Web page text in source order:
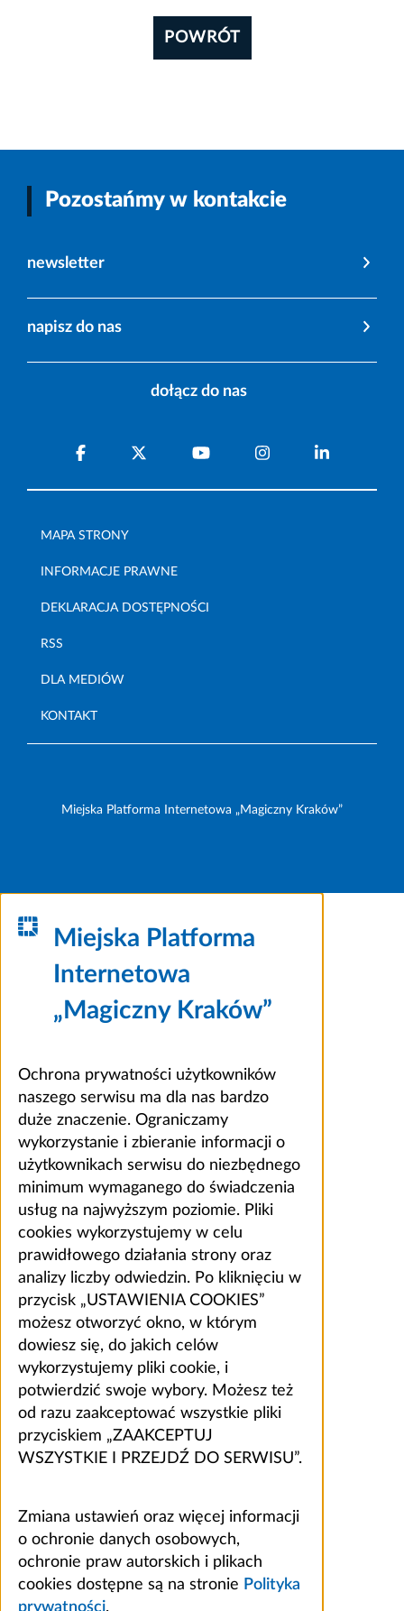
POWRÓT
Pozostańmy w kontakcie
newsletter
napisz do nas
dołącz do nas
MAPA STRONY
INFORMACJE PRAWNE
DEKLARACJA DOSTĘPNOŚCI
RSS
DLA MEDIÓW
KONTAKT
Miejska Platforma Internetowa „Magiczny Kraków”
Miejska Platforma
Internetowa
„Magiczny Kraków”
Ochrona prywatności użytkowników
naszego serwisu ma dla nas bardzo
duże znaczenie. Ograniczamy
wykorzystanie i zbieranie informacji o
użytkownikach serwisu do niezbędnego
minimum wymaganego do świadczenia
usług na najwyższym poziomie. Pliki
cookies wykorzystujemy w celu
prawidłowego działania strony oraz
analizy liczby odwiedzin. Po kliknięciu w
przycisk „USTAWIENIA COOKIES”
możesz otworzyć okno, w którym
dowiesz się, do jakich celów
wykorzystujemy pliki cookie, i
potwierdzić swoje wybory. Możesz też
od razu zaakceptować wszystkie pliki
przyciskiem „ZAAKCEPTUJ
WSZYSTKIE I PRZEJDŹ DO SERWISU”.
Zmiana ustawień oraz więcej informacji
o ochronie danych osobowych,
ochronie praw autorskich i plikach
cookies dostępne są na stronie Polityka
prywatności.